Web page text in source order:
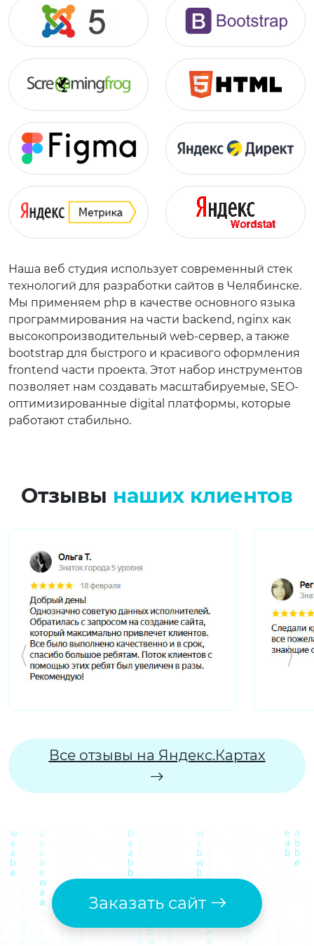
Наша веб студия использует современный стек
технологий для разработки сайтов в Челябинске.
Мы применяем php в качестве основного языка
программирования на части backend, nginx как
высокопроизводительный web-сервер, а также
bootstrap для быстрого и красивого оформления
frontend части проекта. Этот набор инструментов
позволяет нам создавать масштабируемые, SEO-
оптимизированные digital платформы, которые
работают стабильно.
Отзывы наших клиентов
Все отзывы на Яндекс.Картах
Заказать сайт